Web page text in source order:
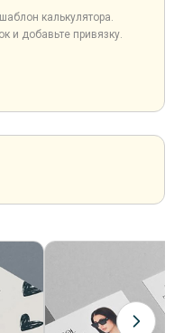
калькулятора.
и добавьте привязку.